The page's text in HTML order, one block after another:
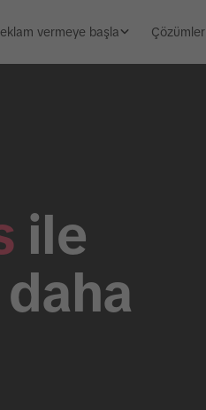
vermeye başla Çözümler
ile